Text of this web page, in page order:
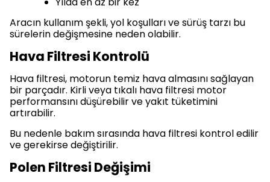
Aracın kullanım şekli, yol koşulları ve sürüş tarzı bu
sürelerin değişmesine neden olabilir.
Hava Filtresi Kontrolü
Hava filtresi, motorun temiz hava almasını sağlayan
bir parçadır. Kirli veya tıkalı hava filtresi motor
performansını düşürebilir ve yakıt tüketimini
artırabilir.
Bu nedenle bakım sırasında hava filtresi kontrol edilir
ve gerekirse değiştirilir.
Polen Filtresi Değişimi